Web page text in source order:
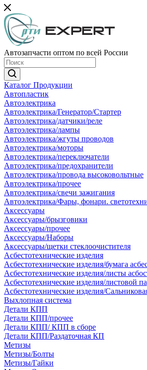
Автозапчасти оптом по всей России
Каталог Продукции
Автопластик
Автоэлектрика
Автоэлектрика/Генератор/Стартер
Автоэлектрика/датчики/реле
Автоэлектрика/лампы
Автоэлектрика/жгуты проводов
Автоэлектрика/моторы
Автоэлектрика/переключатели
Автоэлектрика/предохранители
Автоэлектрика/провода высоковольтные
Автоэлектрика/прочее
Автоэлектрика/свечи зажигания
Автоэлектрика/Фары, фонари.
Аксессуары
Аксессуары/брызговики
Аксессуары/прочее
Аксессуары/Наборы
Аксессуары/щетки стеклоочистителя
Асбестотехнические изделия
Асбестотехнические изделия/бумага
Асбестотехнические изделия/листы
Асбестотехнические изделия/листовой
Асбестотехнические изделия/
Выхлопная система
Детали КПП
Детали КПП/прочее
Детали КПП/ КПП в сборе
Детали КПП/Раздаточная КП
Метизы
Метизы/Болты
Метизы/Гайки